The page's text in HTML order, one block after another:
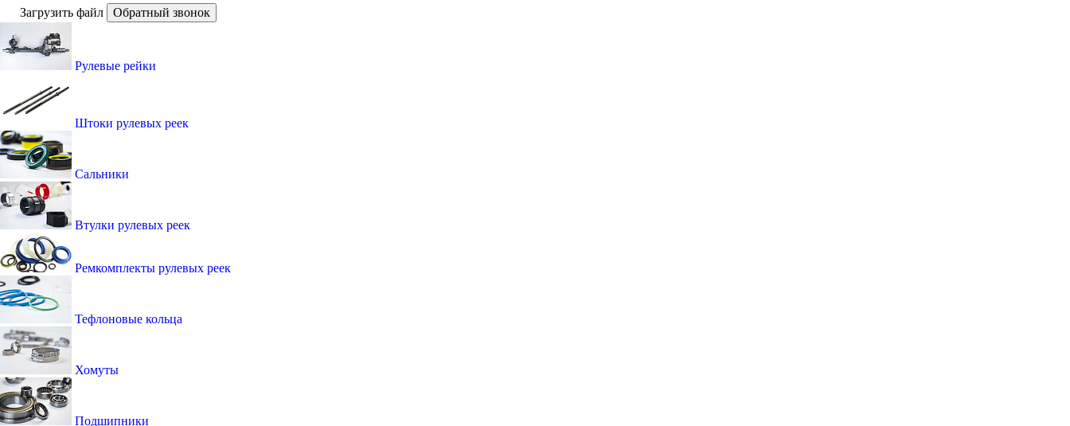
Загрузить файл
Обратный звонок
Рулевые рейки
Штоки рулевых реек
Сальники
Втулки рулевых реек
Ремкомплекты рулевых реек
Тефлоновые кольца
Хомуты
Подшипники